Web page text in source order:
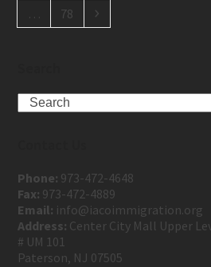
…
78
Phone: 973-472-4648
Fax: 973-472-4889
Email: info@iacoimmigration.org
Address: Center City Mall Upper
# UM 101
Paterson, NJ 07505